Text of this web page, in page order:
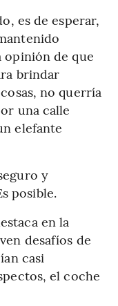
es de esperar,
opinión de que
brindar
no querría
una calle
elefante
y
posible.
en la
desafíos de
casi
el coche